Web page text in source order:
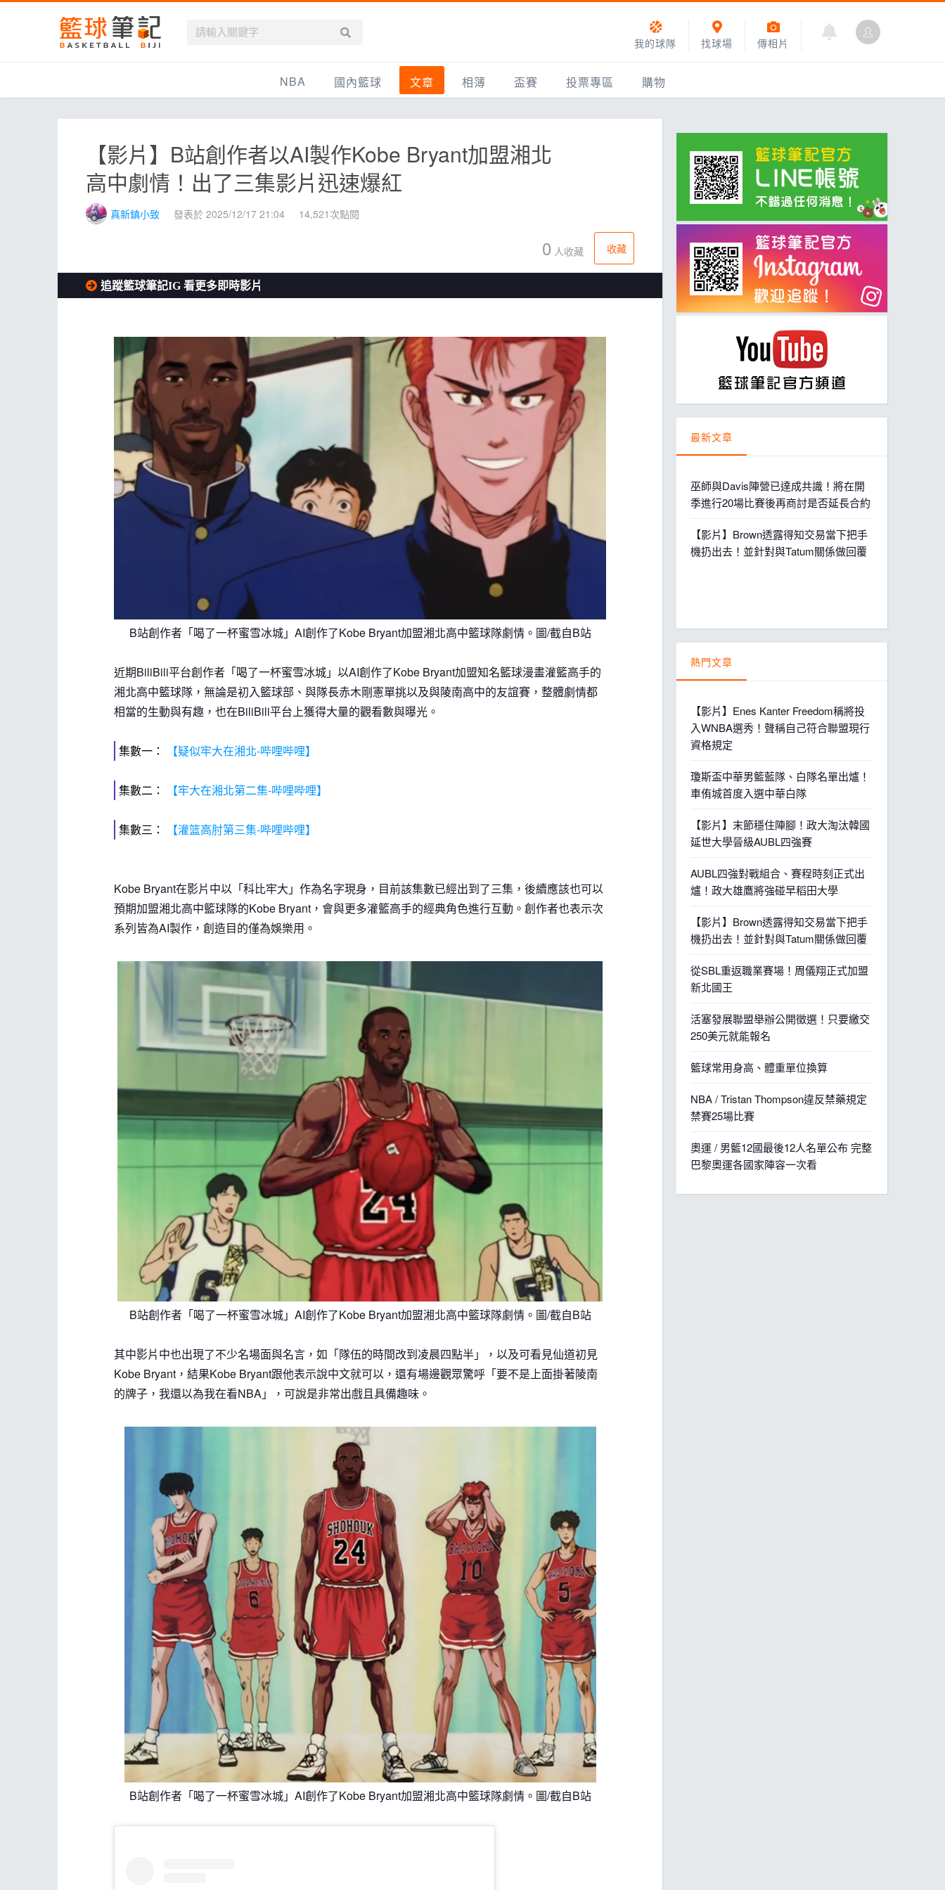
傳相片
找球場
我的球隊
NBA
最新資訊
新聞報導
賽程
戰績排名
國內籃球
新聞報導
台灣職籃
UBA
HBL
文章
全部
新聞報導
產品活動
主打專題
相簿
精選相簿
網友相簿
盃賽
IMBC躍動籃球聯盟
DLIVE週末籃球聯賽
Ding Yu頂煜籃球聯盟
TYGS籃球聯盟
ELITE週日籃球聯盟
三重女子籃球聯盟
TBSL高中乙組小聯盟
淡水豆花聯盟
EMPOWER引爆運動訓練
ELITE週六籃球聯盟
屏東國民聯盟
CBC中壢籃球聯盟
Max中壢籃球聯盟
BTC籃球聯盟
ELITE週日籃球聯盟-中壢場
投票專區 購物
【影片】B站創作者以AI製作Kobe Bryant加盟湘北
高中劇情！出了三集影片迅速爆紅
真新鎮小致 發表於 2025/12/17 21:04 14,521次點閱
0 人收藏 收藏
追蹤籃球筆記IG 看更多即時影片
B站創作者「喝了一杯蜜雪冰城」AI創作了Kobe Bryant加盟湘北高中籃球隊劇情。圖/截自B站
近期BiliBili平台創作者「喝了一杯蜜雪冰城」以AI創作了Kobe Bryant加盟知名籃球漫畫灌籃高手的
湘北高中籃球隊，無論是初入籃球部、與隊長赤木剛憲單挑以及與陵南高中的友誼賽，整體劇情都
相當的生動與有趣，也在BiliBili平台上獲得大量的觀看數與曝光。
集數一： 【疑似牢大在湘北-哔哩哔哩】
集數二： 【牢大在湘北第二集-哔哩哔哩】
集數三： 【灌篮高肘第三集-哔哩哔哩】
Kobe Bryant在影片中以「科比牢大」作為名字現身，目前該集數已經出到了三集，後續應該也可以
預期加盟湘北高中籃球隊的Kobe Bryant，會與更多灌籃高手的經典角色進行互動。創作者也表示次
系列皆為AI製作，創造目的僅為娛樂用。
B站創作者「喝了一杯蜜雪冰城」AI創作了Kobe Bryant加盟湘北高中籃球隊劇情。圖/截自B站
其中影片中也出現了不少名場面與名言，如「隊伍的時間改到凌晨四點半」，以及可看見仙道初見
Kobe Bryant，結果Kobe Bryant跟他表示說中文就可以，還有場邊觀眾驚呼「要不是上面掛著陵南
的牌子，我還以為我在看NBA」，可說是非常出戲且具備趣味。
B站創作者「喝了一杯蜜雪冰城」AI創作了Kobe Bryant加盟湘北高中籃球隊劇情。圖/截自B站
最新文章
巫師與Davis陣營已達成共識！將在開
季進行20場比賽後再商討是否延長合約
【影片】Brown透露得知交易當下把手
機扔出去！並針對與Tatum關係做回覆
熱門文章
【影片】Enes Kanter Freedom稱將投
入WNBA選秀！聲稱自己符合聯盟現行
資格規定
瓊斯盃中華男籃藍隊、白隊名單出爐！
車侑城首度入選中華白隊
【影片】末節穩住陣腳！政大淘汰韓國
延世大學晉級AUBL四強賽
AUBL四強對戰組合、賽程時刻正式出
爐！政大雄鷹將強碰早稻田大學
【影片】Brown透露得知交易當下把手
機扔出去！並針對與Tatum關係做回覆
從SBL重返職業賽場！周儀翔正式加盟
新北國王
活塞發展聯盟舉辦公開徵選！只要繳交
250美元就能報名
籃球常用身高、體重單位換算
NBA / Tristan Thompson違反禁藥規定
禁賽25場比賽
奧運 / 男籃12國最後12人名單公布 完整
巴黎奧運各國家陣容一次看